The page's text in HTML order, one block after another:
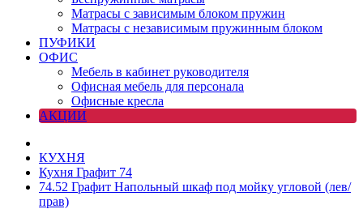
Матрасы с зависимым блоком пружин
Матрасы с независимым пружинным блоком
ПУФИКИ
ОФИС
Мебель в кабинет руководителя
Офисная мебель для персонала
Офисные кресла
АКЦИИ
КУХНЯ
Кухня Графит 74
74.52 Графит Напольный шкаф под мойку угловой (лев/
прав)